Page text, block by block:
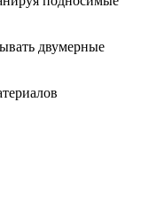
двумерные